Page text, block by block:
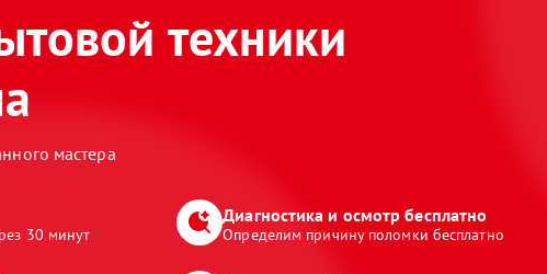
техники
мастера
30 минут
Диагностика и осмотр бесплатно
Определим причину поломки бесплатно